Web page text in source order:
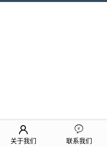
关于我们 联系我们